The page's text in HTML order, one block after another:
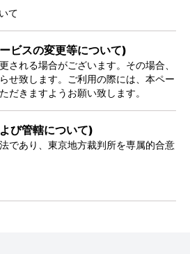
て
ビスの変更等について)
される場合がございます。その場合、
せ致します。ご利用の際には、本ペー
だきますようお願い致します。
び管轄について)
であり、東京地方裁判所を専属的合意